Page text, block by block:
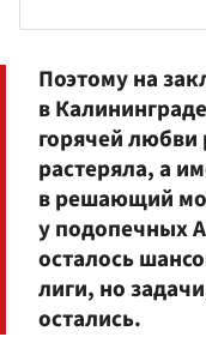
Поэтому на
в
горячей любви
растеряла, а
в решающий
у подопечных
осталось
лиги, но
остались.